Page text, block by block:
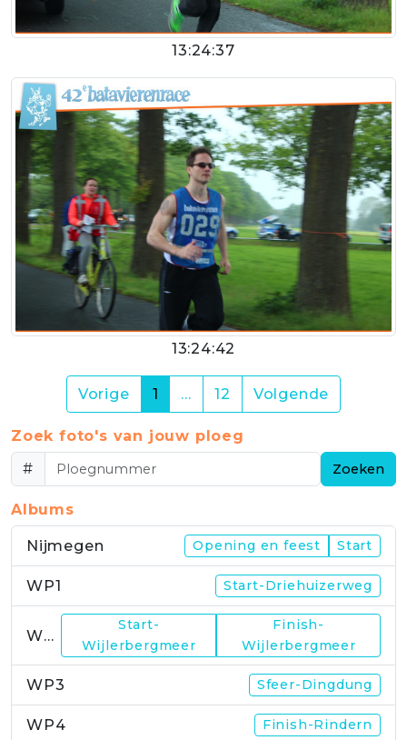
13:24:37
13:24:42
Vorige 1 (current)
… 12 Volgende
Zoek foto's van jouw ploeg
#
Zoeken
Albums
Nijmegen Opening en feest Start
WP1 Start-Driehuizerweg
WP2
Start-
Wijlerbergmeer
Finish-
Wijlerbergmeer
WP3 Sfeer-Dingdung
WP4 Finish-Rindern